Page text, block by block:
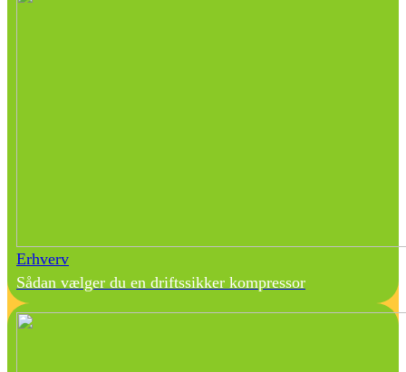
Erhverv
Sådan vælger du en driftssikker kompressor